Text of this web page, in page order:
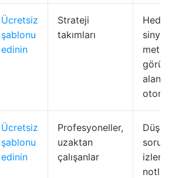
Ücretsiz
şablonu
edinin
Strateji
takımları
Ücretsiz
şablonu
edinin
Profesyoneller,
uzaktan
çalışanlar
notları